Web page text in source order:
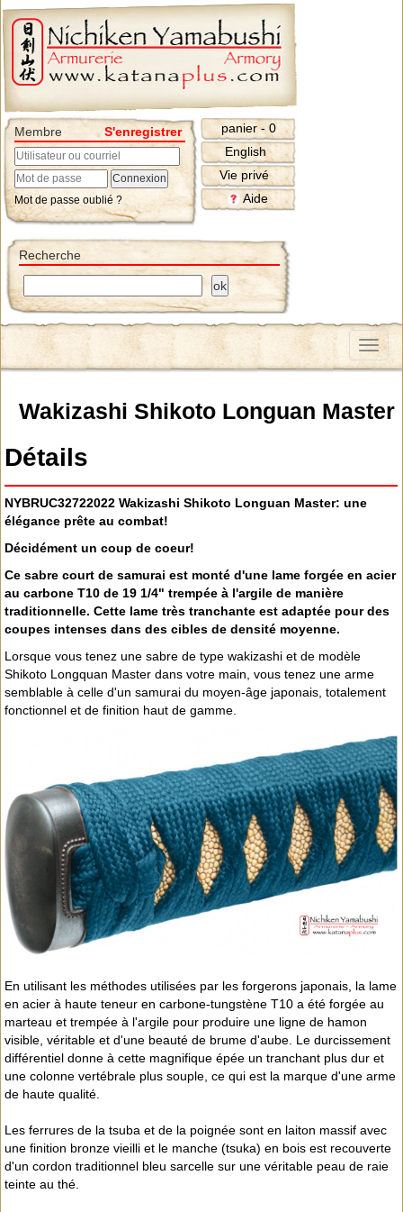
Membre S'enregistrer
Mot de passe oublié ?
panier - 0
English
Vie privé
Aide
Recherche
Menu
Wakizashi Shikoto Longuan Master
Détails
NYBRUC32722022 Wakizashi Shikoto Longuan Master: une
élégance prête au combat!
Décidément un coup de coeur!
Ce sabre court de samurai est monté d'une lame forgée en acier
au carbone T10 de 19 1/4" trempée à l'argile de manière
traditionnelle. Cette lame très tranchante est adaptée pour des
coupes intenses dans des cibles de densité moyenne.
Lorsque vous tenez une sabre de type wakizashi et de modèle
Shikoto Longquan Master dans votre main, vous tenez une arme
semblable à celle d'un samurai du moyen-âge japonais, totalement
fonctionnel et de finition haut de gamme.
En utilisant les méthodes utilisées par les forgerons japonais, la lame
en acier à haute teneur en carbone-tungstène T10 a été forgée au
marteau et trempée à l'argile pour produire une ligne de hamon
visible, véritable et d'une beauté de brume d'aube. Le durcissement
différentiel donne à cette magnifique épée un tranchant plus dur et
une colonne vertébrale plus souple, ce qui est la marque d'une arme
de haute qualité.
Les ferrures de la tsuba et de la poignée sont en laiton massif avec
une finition bronze vieilli et le manche (tsuka) en bois est recouverte
d'un cordon traditionnel bleu sarcelle sur une véritable peau de raie
teinte au thé.